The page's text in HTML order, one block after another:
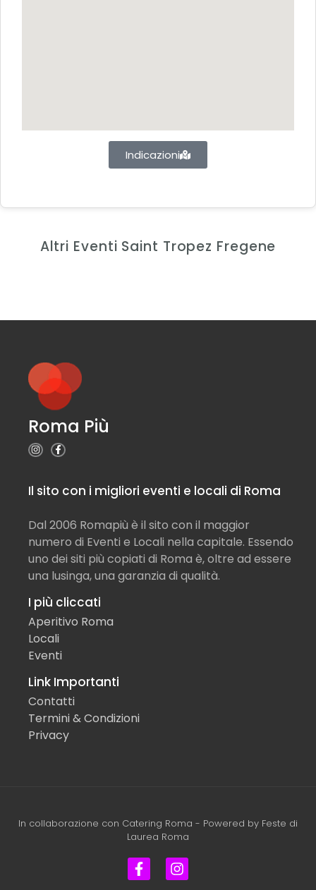
Indicazioni
Altri Eventi Saint Tropez Fregene
Roma Più
Il sito con i migliori eventi e locali di Roma
Dal 2006 Romapiù è il sito con il maggior
numero di Eventi e Locali nella capitale. Essendo
uno dei siti più copiati di Roma è, oltre ad essere
una lusinga, una garanzia di qualità.
I più cliccati
Aperitivo Roma
Locali
Eventi
Link Importanti
Contatti
Termini & Condizioni
Privacy
In collaborazione con Catering Roma - Powered by Feste di
Laurea Roma